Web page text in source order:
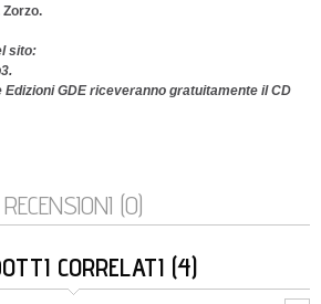
Zorzo.
sito:
Edizioni GDE riceveranno gratuitamente il CD
RECENSIONI (0)
CORRELATI (4)